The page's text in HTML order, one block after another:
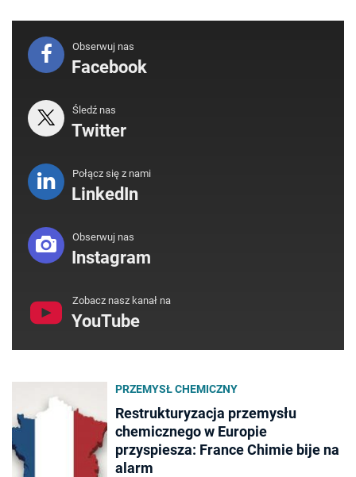
Obserwuj nas
Facebook
Śledź nas
Twitter
Połącz się z nami
LinkedIn
Obserwuj nas
Instagram
Zobacz nasz kanał na
YouTube
PRZEMYSŁ CHEMICZNY
Restrukturyzacja przemysłu
chemicznego w Europie
przyspiesza: France Chimie bije na
alarm